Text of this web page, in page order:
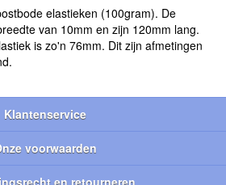
elastieken (100gram). De
van 10mm en zijn 120mm lang.
is zo'n 76mm. Dit zijn afmetingen
Klantenservice
voorwaarden